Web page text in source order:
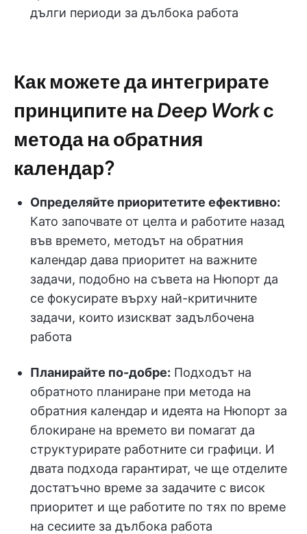
дълги периоди за дълбока работа
Как можете да интегрирате
принципите наDeep Workс
метода на обратния
календар?
Определяйте приоритетите ефективно:
Като започвате от целта и работите назад
във времето, методът на обратния
календар дава приоритет на важните
задачи, подобно на съвета на Нюпорт да
се фокусирате върху най-критичните
задачи, които изискват задълбочена
работа
Планирайте по-добре: Подходът на
обратното планиране при метода на
обратния календар и идеята на Нюпорт за
блокиране на времето ви помагат да
структурирате работните си графици. И
двата подхода гарантират, че ще отделите
достатъчно време за задачите с висок
приоритет и ще работите по тях по време
на сесиите за дълбока работа